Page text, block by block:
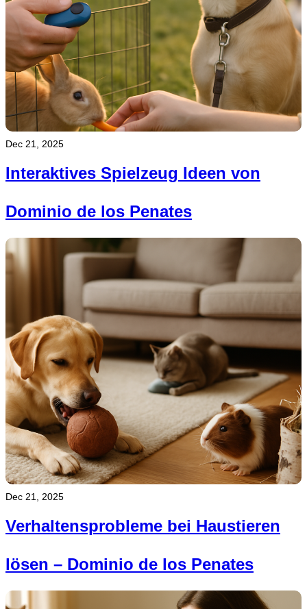
Dec 21, 2025
Interaktives Spielzeug Ideen von
Dominio de los Penates
Dec 21, 2025
Verhaltensprobleme bei Haustieren
lösen – Dominio de los Penates